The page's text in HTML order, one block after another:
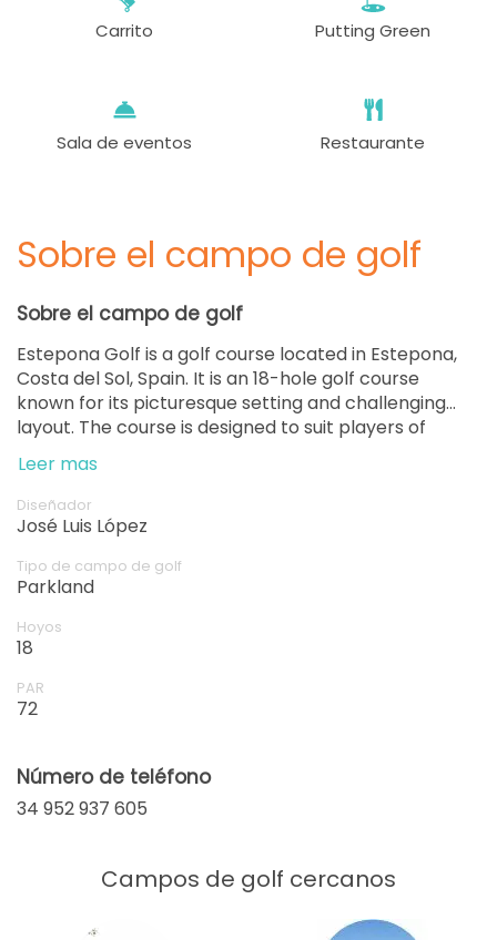
Carrito Putting Green
Sala de eventos Restaurante
Sobre el campo de golf
Sobre el campo de golf
Estepona Golf is a golf course located in Estepona,
Costa del Sol, Spain. It is an 18-hole golf course
known for its picturesque setting and challenging
layout. The course is designed to suit players of
various skill levels. It features a parkland-style design
with well-manicured fairways, strategically placed
bunkers, and greens that can be both undulating
and fast.
Leer mas
Diseñador
José Luis López
Tipo de campo de golf
Parkland
Hoyos
18
PAR
72
Número de teléfono
34 952 937 605
Campos de golf cercanos